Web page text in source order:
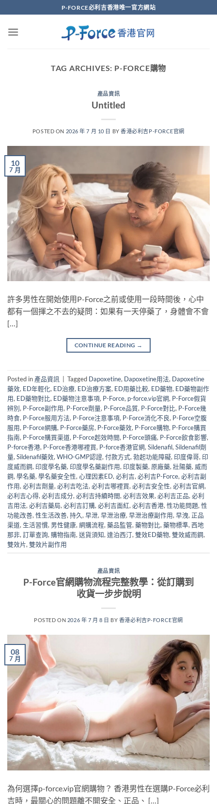
to
content
P-FORCE必利吉香港唯一官方網站
TAG ARCHIVES: P-FORCE購物
產品資訊
Untitled
POSTED ON 2026 年 7 月 10 日 BY香港必利吉P-FORCE官網
10
7 月
許多男性在開始使用P-Force之前或使用一段時間後，心中
都有一個揮之不去的疑問：如果有一天停藥了，身體會不會
[…]
CONTINUE READING →
Posted in 產品資訊 Tagged Dapoxetine, Dapoxetine用法, Dapoxetine
藥效, ED年輕化, ED治療, ED治療方案, ED用藥比較, ED藥物, ED藥物副作
用, ED藥物對比, ED藥物注意事項, P-Force, p-force.vip官網, P-Force假貨
辨別, P-Force副作用, P-Force劑量, P-Force品質, P-Force對比, P-Force幾
時食, P-Force服用方法, P-Force注意事項, P-Force消化不良, P-Force空腹
服用, P-Force網購, P-Force藥房, P-Force藥效, P-Force購物, P-Force購買
指南, P-Force購買渠道, P-Force起效時間, P-Force頭痛, P-Force飲食影響,
P-force香港, P-Force香港哪裡買, P-force香港官網, Sildenafil, Sildenafil劑
量, Sildenafil藥效, WHO-GMP認證, 付款方式, 勃起功能障礙, 印度偉哥, 印
度威而鋼, 印度學名藥, 印度學名藥副作用, 印度製藥, 原廠藥, 壯陽藥, 威而
鋼, 學名藥, 學名藥安全性, 心理因素ED, 必利吉, 必利吉P-Force, 必利吉副
作用, 必利吉劑量, 必利吉吃法, 必利吉哪裡買, 必利吉安全性, 必利吉官網,
必利吉心得, 必利吉成分, 必利吉持續時間, 必利吉效果, 必利吉正品, 必利
吉用法, 必利吉藥局, 必利吉訂購, 必利吉面紅, 必利吉香港, 性功能問題, 性
功能改善, 性生活改善, 持久, 早泄, 早泄治療, 早泄治療副作用, 早洩, 正品
渠道, 生活習慣, 男性健康, 網購流程, 藥品監管, 藥物對比, 藥物標準, 西地
那非, 訂單查詢, 購物指南, 送貨須知, 達泊西汀, 雙效ED藥物, 雙效威而鋼,
雙效片, 雙效片副作用
產品資訊
P-Force官網購物流程完整教學：從訂購到
收貨一步步說明
POSTED ON 2026 年 7 月 8 日 BY 香港必利吉P-FORCE官網
08
7 月
為何選擇p-force.vip官網購物？ 香港男性在選購P-Force必利
吉時，最關心的問題離不開安全、正品、 […]